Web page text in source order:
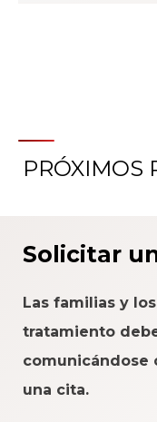
Acerca del
del
PRÓXIMOS
Solicitar
Las familias y
tratamiento
comunicándose
una cita.